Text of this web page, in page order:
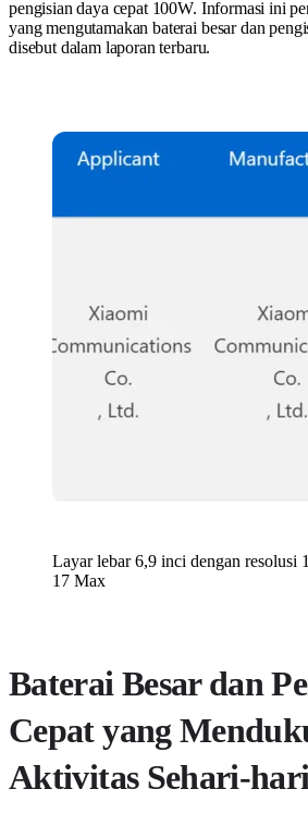
pengisian daya cepat 100W. Informasi ini
yang mengutamakan baterai besar dan
disebut dalam laporan terbaru.
Layar lebar 6,9 inci dengan resolusi
17 Max
Baterai Besar dan
Cepat yang
Aktivitas Sehari-hari